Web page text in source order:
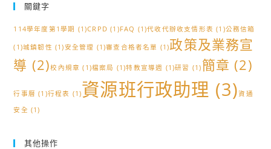
關鍵字
114學年度第1學期 (1)CRPD (1)FAQ (1)代收代辦收支情形表 (1)公務信箱
(1)城鎮韌性 (1)安全管理 (1)審查合格者名單 (1)政策及業務宣
導 (2)校內規章 (1)檔案局 (1)特教宣導週 (1)研習 (1) 簡章 (2)
行事曆 (1)行程表 (1)資源班行政助理 (3)資通
安全 (1)
其他操作